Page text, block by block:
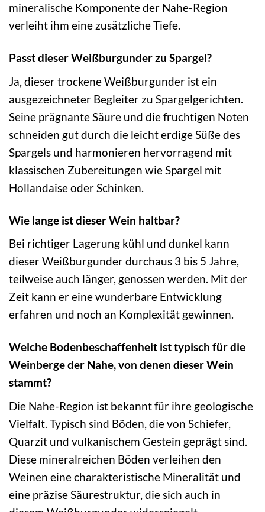
mineralische Komponente der Nahe-Region
verleiht ihm eine zusätzliche Tiefe.
Passt dieser Weißburgunder zu Spargel?
Ja, dieser trockene Weißburgunder ist ein
ausgezeichneter Begleiter zu Spargelgerichten.
Seine prägnante Säure und die fruchtigen Noten
schneiden gut durch die leicht erdige Süße des
Spargels und harmonieren hervorragend mit
klassischen Zubereitungen wie Spargel mit
Hollandaise oder Schinken.
Wie lange ist dieser Wein haltbar?
Bei richtiger Lagerung kühl und dunkel kann
dieser Weißburgunder durchaus 3 bis 5 Jahre,
teilweise auch länger, genossen werden. Mit der
Zeit kann er eine wunderbare Entwicklung
erfahren und noch an Komplexität gewinnen.
Welche Bodenbeschaffenheit ist typisch für die
Weinberge der Nahe, von denen dieser Wein
stammt?
Die Nahe-Region ist bekannt für ihre geologische
Vielfalt. Typisch sind Böden, die von Schiefer,
Quarzit und vulkanischem Gestein geprägt sind.
Diese mineralreichen Böden verleihen den
Weinen eine charakteristische Mineralität und
eine präzise Säurestruktur, die sich auch in